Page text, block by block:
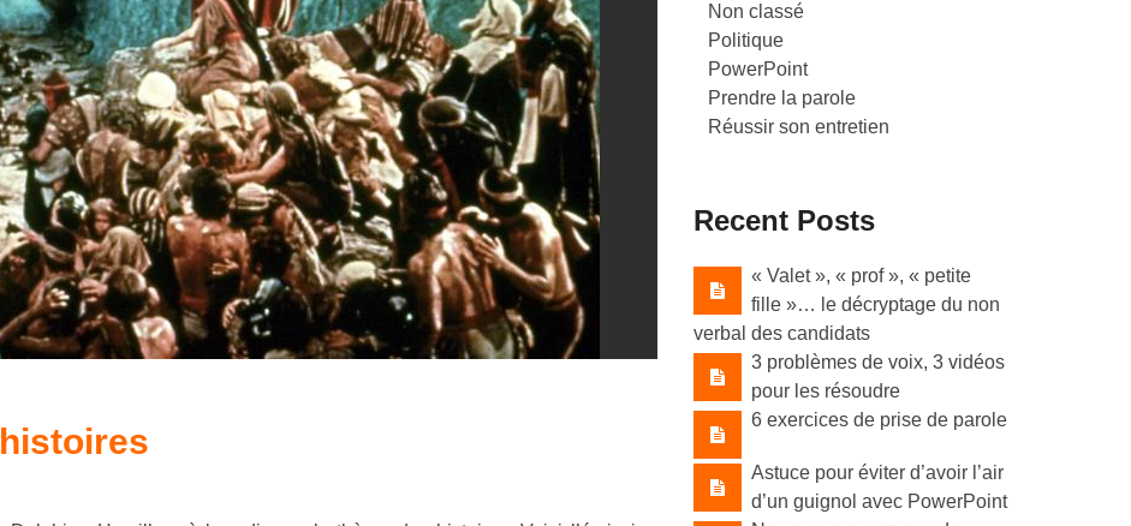
Non classé
Politique
PowerPoint
Prendre la parole
Réussir son entretien
Recent Posts
« Valet »​, « prof »​, « petite
fille »​… le décryptage du non
verbal des candidats
3 problèmes de voix, 3 vidéos
pour les résoudre
6 exercices de prise de parole
Astuce pour éviter d’avoir l’air
d’un guignol avec PowerPoint